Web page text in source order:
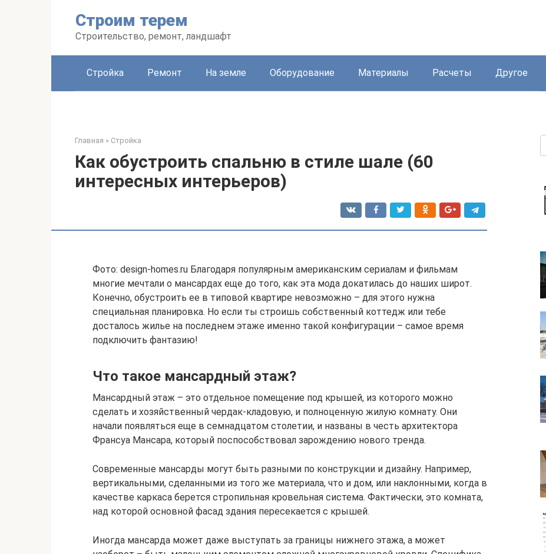
Строим терем
Строительство, ремонт, ландшафт
Стройка Ремонт На земле Оборудование Материалы Расчеты Другое
Главная » Стройка
Как обустроить спальню в стиле шале (60
интересных интерьеров)
Фото: design-homes.ru Благодаря популярным американским сериалам и фильмам
многие мечтали о мансардах еще до того, как эта мода докатилась до наших широт.
Конечно, обустроить ее в типовой квартире невозможно – для этого нужна
специальная планировка. Но если ты строишь собственный коттедж или тебе
досталось жилье на последнем этаже именно такой конфигурации – самое время
подключить фантазию!
Что такое мансардный этаж?
Мансардный этаж – это отдельное помещение под крышей, из которого можно
сделать и хозяйственный чердак-кладовую, и полноценную жилую комнату. Они
начали появляться еще в семнадцатом столетии, и названы в честь архитектора
Франсуа Мансара, который поспособствовал зарождению нового тренда.
Современные мансарды могут быть разными по конструкции и дизайну. Например,
вертикальными, сделанными из того же материала, что и дом, или наклонными, когда в
качестве каркаса берется стропильная кровельная система. Фактически, это комната,
над которой основной фасад здания пересекается с крышей.
Иногда мансарда может даже выступать за границы нижнего этажа, а может